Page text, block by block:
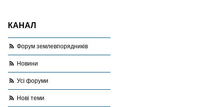
КАНАЛ
Форум землевпорядників
Новини
Усі форуми
Нові теми